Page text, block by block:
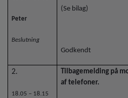
Peter
Beslutning
(Se bilag)
Godkendt
2.
18.05 – 18.15
Tilbagemelding på
af telefoner.